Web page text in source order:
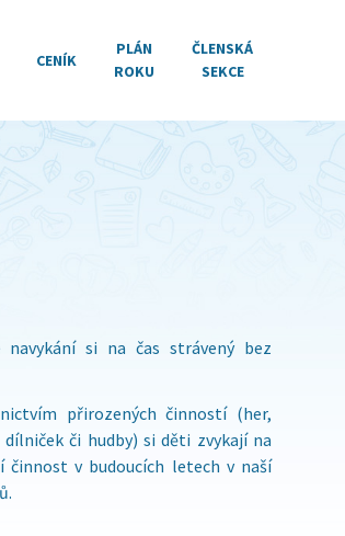
CENÍK
PLÁN
ROKU
ČLENSKÁ
SEKCE
si na čas strávený bez
přirozených činností (her,
či hudby) si děti zvykají na
v budoucích letech v naší